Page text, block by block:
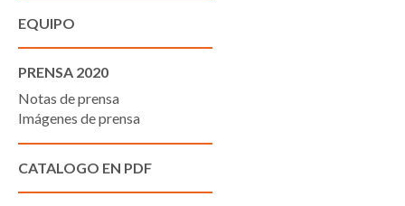
EQUIPO
PRENSA 2020
Notas de prensa
Imágenes de prensa
CATALOGO EN PDF